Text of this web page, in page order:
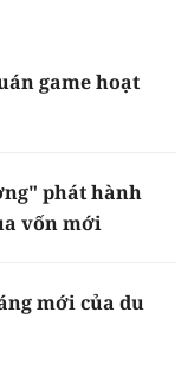
game hoạt
phát hành
vốn mới
mới của du